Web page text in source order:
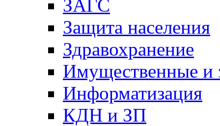
ЗАГС
Защита населения
Здравохранение
Имущественные и
Информатизация
КДН и ЗП